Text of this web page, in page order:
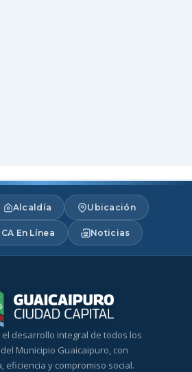
Alcaldía Ubicación
En Línea Noticias
desarrollo integral de todos los
Municipio Guaicaipuro, con
eficiencia y compromiso social.